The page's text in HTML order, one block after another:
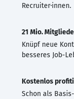
Recruiter·innen.
21 Mio.
Knüpf neue
besseres Job-
Kostenlos
Schon als